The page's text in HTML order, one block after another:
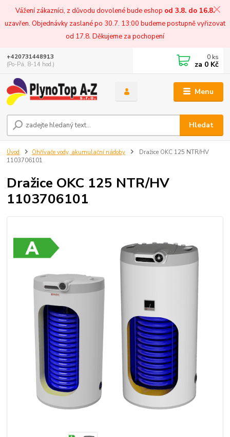
Vážení zákazníci, z důvodu dovolené bude eshop od 3.8. do 16.8.
uzavřen. Objednávky zaslané po 30.7. 13:00 budeme postupně vyřizovat
od 17.8. Děkujeme za pochopení
Menu
Hledat
+420731448913
(Po-Pá, 8-14 hod.)
0 ks
za 0 Kč
Úvod Ohřívače vody, akumulační nádoby
Dražice OKC 125 NTR/HV
1103706101
Dražice OKC 125 NTR/HV
1103706101